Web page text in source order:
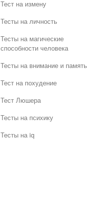
Тест на измену
Тесты на личность
Тесты на магические
способности человека
Тесты на внимание и память
Тест на похудение
Тест Люшера
Тесты на психику
Тесты на iq